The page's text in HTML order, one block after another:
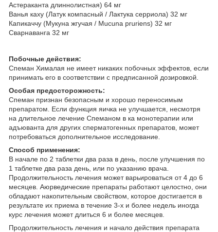
Астераканта длиннолистная) 64 мг
Ванья каху (Латук компасный / Лактука серриола) 32 мг
Капикаччу (Мукуна жгучая / Mucuna pruriens) 32 мг
Сварнаванга 32 мг
Побочные действия:
Спеман Хималая не имеет никаких побочных эффектов, если
принимать его в соответствии с предписанной дозировкой.
Особая предосторожность:
Спеман признан безопасным и хорошо переносимым
препаратом. Если функция яичка не улучшается, несмотря
на длительное лечение Спеманом в ка монотерапии или
адъюванта для других сперматогенных препаратов, может
потребоваться дополнительное исследование.
Способ применения:
В начале по 2 таблетки два раза в день, после улучшения по
1 таблетке два раза день, или по указанию врача.
Продолжительность лечения может варьироваться от 4 до 6
месяцев. Аюрведические препараты работают целостно, они
обладают накопительным свойством, которое достигается в
результате их приема в течение 3-х и более недель иногда
курс лечения может длиться 6 и более месяцев.
Продолжительность лечения и начало действия препарата